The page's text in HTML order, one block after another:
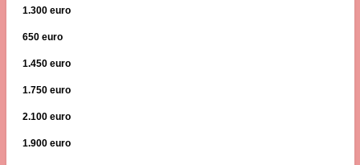
1.300 euro
650 euro
1.450 euro
1.750 euro
2.100 euro
1.900 euro